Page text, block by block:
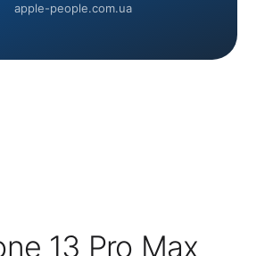
apple-people.com.ua
13 Pro Max